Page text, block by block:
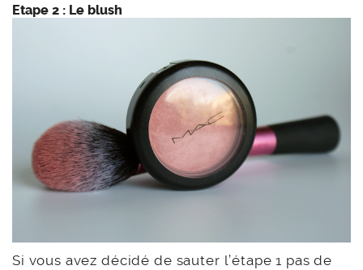
Etape 2 : Le blush
Si vous avez décidé de sauter l’étape 1 pas de